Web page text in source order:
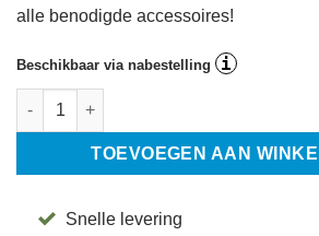
alle benodigde accessoires!
Beschikbaar via nabestelling i
Cadillac Wall Unit met Platform Mat –
TOEVOEGEN AAN
Snelle levering